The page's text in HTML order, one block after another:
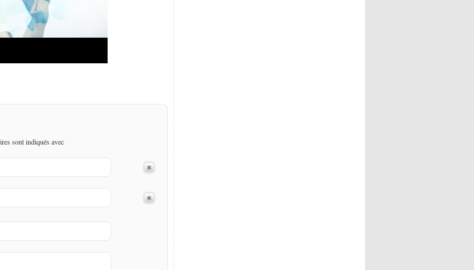
sont indiqués avec